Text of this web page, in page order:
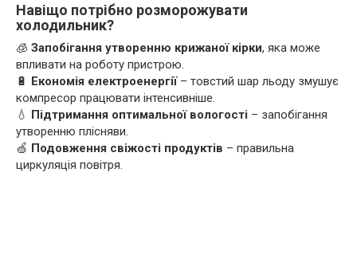
Навіщо потрібно розморожувати
холодильник?
🧊 Запобігання утворенню крижаної кірки, яка може
впливати на роботу пристрою.
🔋 Економія електроенергії– товстий шар льоду змушує
компресор працювати інтенсивніше.
💧 Підтримання оптимальної вологості – запобігання
утворенню плісняви.
🍏 Подовження свіжості продуктів – правильна
циркуляція повітря.